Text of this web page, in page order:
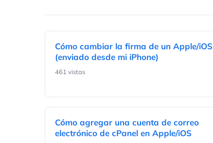
Cómo cambiar la firma de un Apple/iOS
(enviado desde mi iPhone)
461 vistas
Cómo agregar una cuenta de correo
electrónico de cPanel en Apple/iOS